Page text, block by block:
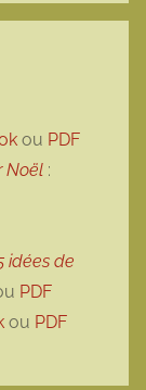
ou PDF
Noël :
idées de
PDF
ou PDF